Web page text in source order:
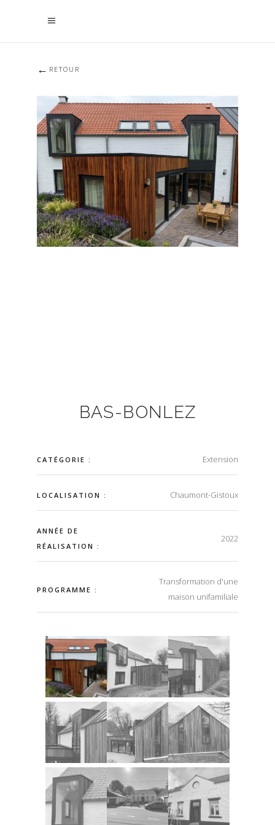
← RETOUR
BAS-BONLEZ
CATÉGORIE : Extension
LOCALISATION : Chaumont-Gistoux
ANNÉE DE
RÉALISATION :
2022
PROGRAMME :
Transformation d'une
maison unifamiliale